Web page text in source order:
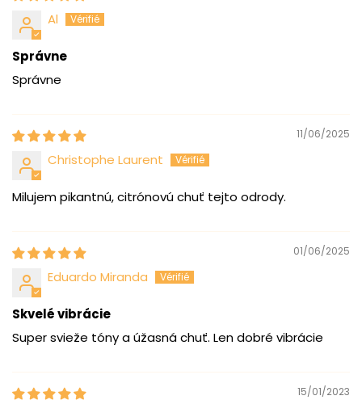
Al
Správne
Správne
11/06/2025
Christophe Laurent
Milujem pikantnú, citrónovú chuť tejto odrody.
01/06/2025
Eduardo Miranda
Skvelé vibrácie
Super svieže tóny a úžasná chuť. Len dobré vibrácie
15/01/2023